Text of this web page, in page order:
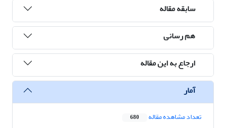
سابقه مقاله
هم رسانی
ارجاع به این مقاله
آمار
تعداد مشاهده مقاله 680